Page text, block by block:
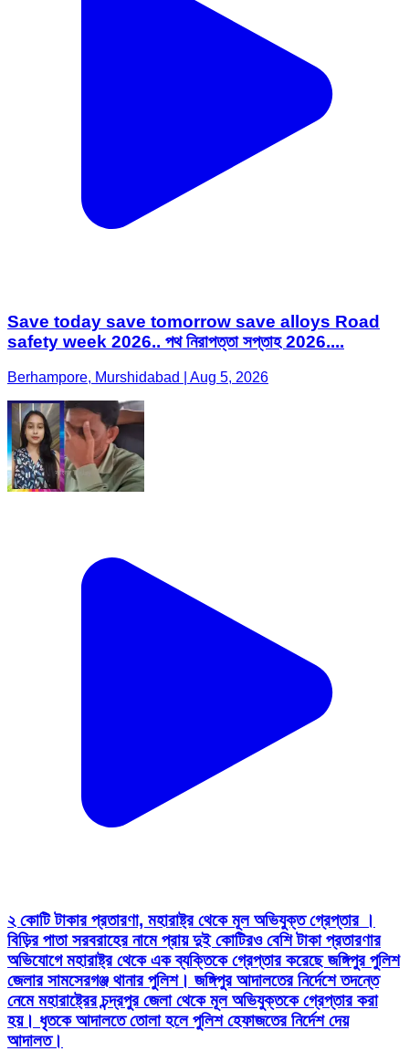
Save today save tomorrow save alloys Road
safety week 2026.. পথ নিরাপত্তা সপ্তাহ 2026....
Berhampore, Murshidabad | Aug 5, 2026
২ কোটি টাকার প্রতারণা, মহারাষ্ট্র থেকে মূল অভিযুক্ত গ্রেপ্তার ।
বিড়ির পাতা সরবরাহের নামে প্রায় দুই কোটিরও বেশি টাকা প্রতারণার
অভিযোগে মহারাষ্ট্র থেকে এক ব্যক্তিকে গ্রেপ্তার করেছে জঙ্গিপুর পুলিশ
জেলার সামসেরগঞ্জ থানার পুলিশ। জঙ্গিপুর আদালতের নির্দেশে তদন্তে
নেমে মহারাষ্ট্রের চন্দ্রপুর জেলা থেকে মূল অভিযুক্তকে গ্রেপ্তার করা
হয়। ধৃতকে আদালতে তোলা হলে পুলিশ হেফাজতের নির্দেশ দেয়
আদালত।